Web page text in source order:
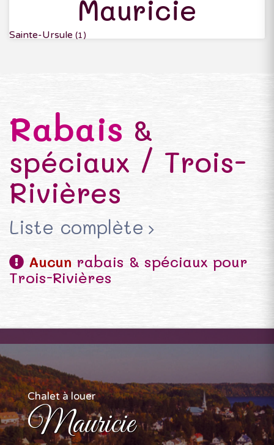
Mauricie
Sainte-Ursule (1)
Rabais &
spéciaux / Trois-
Rivières
Liste complète
Aucun rabais & spéciaux pour
Trois-Rivières
Chalet à louer
Mauricie